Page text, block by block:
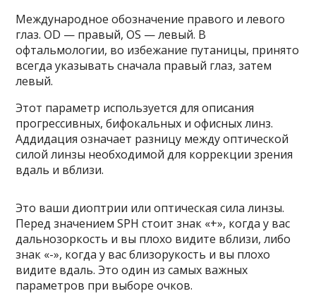
Международное обозначение правого и левого
глаз. OD — правый, OS — левый. В
офтальмологии, во избежание путаницы, принято
всегда указывать сначала правый глаз, затем
левый.
Этот параметр используется для описания
прогрессивных, бифокальных и офисных линз.
Аддидация означает разницу между оптической
силой линзы необходимой для коррекции зрения
вдаль и вблизи.
Это ваши диоптрии или оптическая сила линзы.
Перед значением SPH стоит знак «+», когда у вас
дальнозоркость и вы плохо видите вблизи, либо
знак «-», когда у вас близорукость и вы плохо
видите вдаль. Это один из самых важных
параметров при выборе очков.